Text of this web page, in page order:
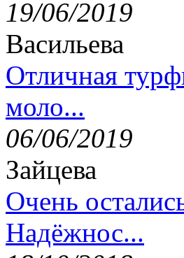
19/06/2019
Васильева
Отличная
моло...
06/06/2019
Зайцева
Очень
Надёжнос...